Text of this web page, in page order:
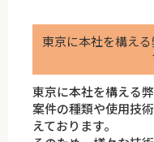
東京に本社を構え
東京に本社を構える
案件の種類や使用技
えております。